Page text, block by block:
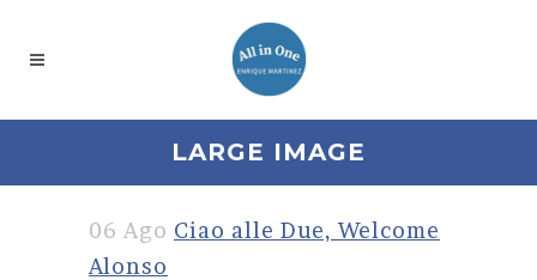
LARGE IMAGE
06 Ago Ciao alle Due, Welcome
Alonso